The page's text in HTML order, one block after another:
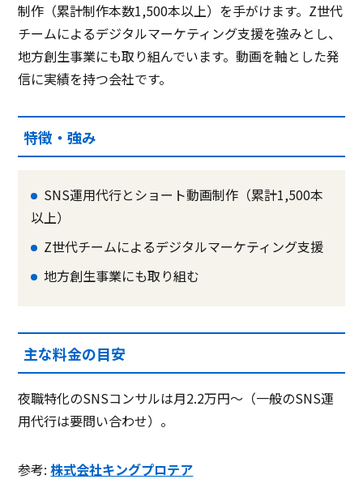
制作（累計制作本数1,500本以上）を手がけます。Z世代
チームによるデジタルマーケティング支援を強みとし、
地方創生事業にも取り組んでいます。動画を軸とした発
信に実績を持つ会社です。
特徴・強み
SNS運用代行とショート動画制作（累計1,500本
以上）
Z世代チームによるデジタルマーケティング支援
地方創生事業にも取り組む
主な料金の目安
夜職特化のSNSコンサルは月2.2万円〜（一般のSNS運
用代行は要問い合わせ）。
参考:株式会社キングプロテア